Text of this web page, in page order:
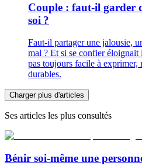
Couple : faut-il garder
soi ?
Faut-il partager une jalousie,
mal ? Et si se confier éloignait
pas toujours facile à exprimer,
durables.
Charger plus d'articles
Ses articles les plus consultés
Bénir soi-même une